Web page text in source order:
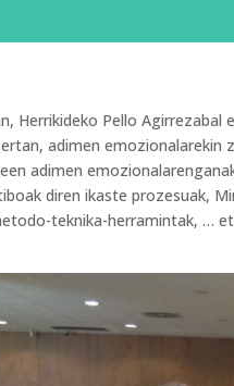
Herrikideko Pello
adimen emozionalarekin
adimen
diren ikaste prozesuak,
teknika-herramintak, …